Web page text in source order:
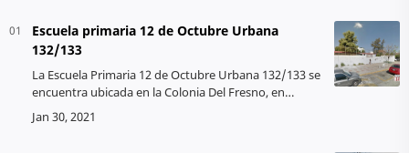
Escuela primaria 12 de Octubre Urbana
132/133
La Escuela Primaria 12 de Octubre Urbana 132/133 se
encuentra ubicada en la Colonia Del Fresno, en
Guadalajara, Jalisco. Es una institución educativa que
ofrece educación de calid…